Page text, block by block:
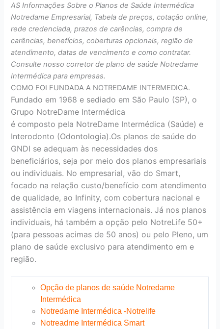
AS Informações Sobre o Planos de Saúde Intermédica
Notredame Empresarial, Tabela de preços, cotação online,
rede credenciada, prazos de carências, compra de
carências, benefícios, coberturas opcionais, região de
atendimento, datas de vencimento e como contratar.
Consulte nosso corretor de plano de saúde Notredame
Intermédica para empresas.
COMO FOI FUNDADA A NOTREDAME INTERMEDICA.
Fundado em 1968 e sediado em São Paulo (SP), o
Grupo NotreDame Intermédica
é composto pela NotreDame Intermédica (Saúde) e
Interodonto (Odontologia).Os planos de saúde do
GNDI se adequam às necessidades dos
beneficiários, seja por meio dos planos empresariais
ou individuais. No empresarial, vão do Smart,
focado na relação custo/benefício com atendimento
de qualidade, ao Infinity, com cobertura nacional e
assistência em viagens internacionais. Já nos planos
individuais, há também a opção pelo NotreLife 50+
(para pessoas acimas de 50 anos) ou pelo Pleno, um
plano de saúde exclusivo para atendimento em e
região.
Opção de planos de saúde Notredame
Intermédica
Notredame Intermédica -Notrelife
Notreadme Intermédica Smart